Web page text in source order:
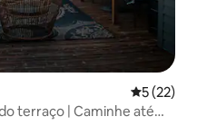
5 de uma
5 (22)
terraço | Caminhe até